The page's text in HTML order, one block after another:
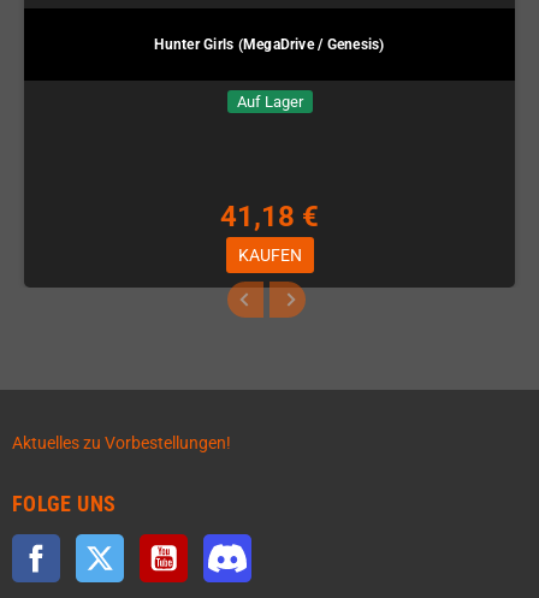
Hunter Girls (MegaDrive / Genesis)
Auf Lager
41,18 €
KAUFEN
Aktuelles zu Vorbestellungen!
FOLGE UNS
Facebook Twitter YouTube